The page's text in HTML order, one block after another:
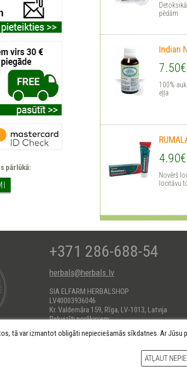
pārlūkā:
pēdām
Indian
7.50€
100%
eļļa
4.90€
Novērš
locitāvu
+371 286-688-54
herbals@herbals.lv
SIA ELFARM HERBALSHOP
LV40003936046
Kr. Valdemāra 159, Rīga, LV-1013, Latvija
Rekvizīti norēķiniem:
AS Swedbank HABALV22
KONTS: LV66HABA0551017184222
Noteikumi un nosacījumi
tā var izmantot obligāti nepieciešamās sīkdatnes. Ar
ATĻAUT